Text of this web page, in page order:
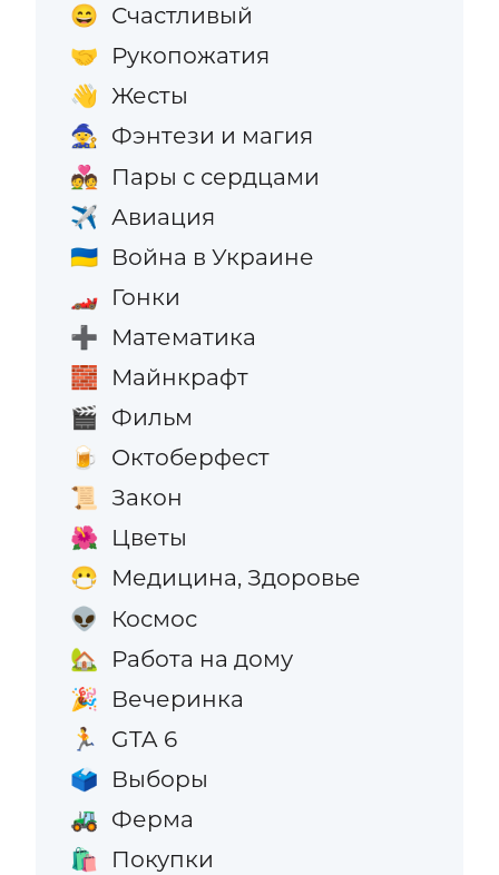
😄 Счастливый
🤝 Рукопожатия
👋 Жесты
🧙 Фэнтези и магия
💑 Пары с сердцами
✈️ Авиация
🇺🇦 Война в Украине
🏎️ Гонки
➕ Математика
🧱 Майнкрафт
🎬 Фильм
🍺 Октоберфест
📜 Закон
🌺 Цветы
😷 Медицина, Здоровье
👽 Космос
🏡 Работа на дому
🎉 Вечеринка
🏃 GTA 6
🗳️ Выборы
🚜 Ферма
🛍️ Покупки